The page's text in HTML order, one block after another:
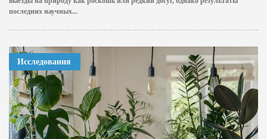
последних научных...
Исследования